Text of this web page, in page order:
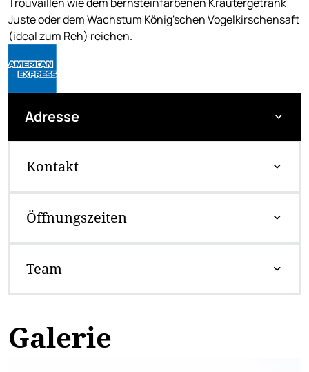
Juste oder dem Wachstum König'schen Vogelkirschensaft
(ideal zum Reh) reichen.
Adresse
Kontakt
Öffnungszeiten
Team
Galerie